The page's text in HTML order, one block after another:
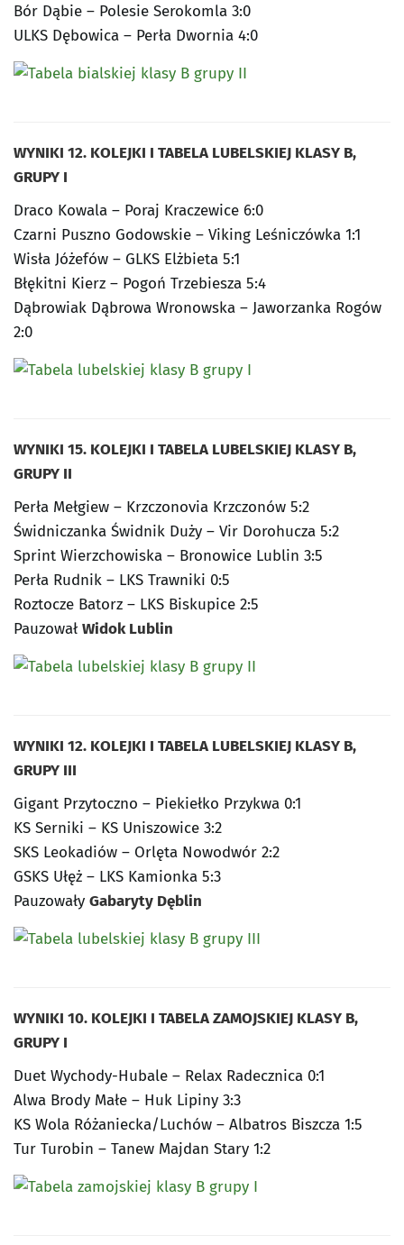
Bór Dąbie – Polesie Serokomla 3:0
ULKS Dębowica – Perła Dwornia 4:0
WYNIKI 12. KOLEJKI I TABELA LUBELSKIEJ KLASY B,
GRUPY I
Draco Kowala – Poraj Kraczewice 6:0
Czarni Puszno Godowskie – Viking Leśniczówka 1:1
Wisła Jóżefów – GLKS Elżbieta 5:1
Błękitni Kierz – Pogoń Trzebiesza 5:4
Dąbrowiak Dąbrowa Wronowska – Jaworzanka Rogów
2:0
WYNIKI 15. KOLEJKI I TABELA LUBELSKIEJ KLASY B,
GRUPY II
Perła Mełgiew – Krzczonovia Krzczonów 5:2
Świdniczanka Świdnik Duży – Vir Dorohucza 5:2
Sprint Wierzchowiska – Bronowice Lublin 3:5
Perła Rudnik – LKS Trawniki 0:5
Roztocze Batorz – LKS Biskupice 2:5
PauzowałWidok Lublin
WYNIKI 12. KOLEJKI I TABELA LUBELSKIEJ KLASY B,
GRUPY III
Gigant Przytoczno – Piekiełko Przykwa 0:1
KS Serniki – KS Uniszowice 3:2
SKS Leokadiów – Orlęta Nowodwór 2:2
GSKS Ułęż – LKS Kamionka 5:3
Pauzowały Gabaryty Dęblin
WYNIKI 10. KOLEJKI I TABELA ZAMOJSKIEJ KLASY B,
GRUPY I
Duet Wychody-Hubale – Relax Radecznica 0:1
Alwa Brody Małe – Huk Lipiny 3:3
KS Wola Różaniecka/Luchów – Albatros Biszcza 1:5
Tur Turobin – Tanew Majdan Stary 1:2